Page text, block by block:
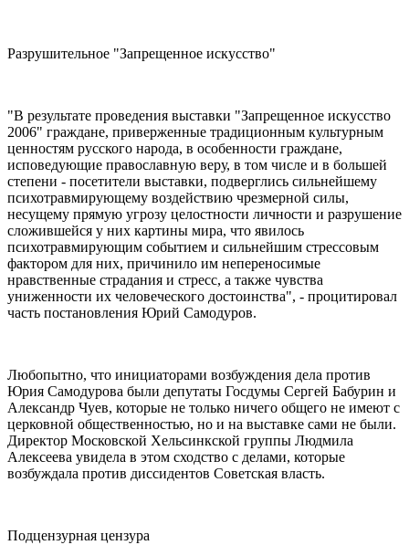
Разрушительное "Запрещенное искусство"
"В результате проведения выставки "Запрещенное искусство
2006" граждане, приверженные традиционным культурным
ценностям русского народа, в особенности граждане,
исповедующие православную веру, в том числе и в большей
степени - посетители выставки, подверглись сильнейшему
психотравмирующему воздействию чрезмерной силы,
несущему прямую угрозу целостности личности и разрушение
сложившейся у них картины мира, что явилось
психотравмирующим событием и сильнейшим стрессовым
фактором для них, причинило им непереносимые
нравственные страдания и стресс, а также чувства
униженности их человеческого достоинства", - процитировал
часть постановления Юрий Самодуров.
Любопытно, что инициаторами возбуждения дела против
Юрия Самодурова были депутаты Госдумы Сергей Бабурин и
Александр Чуев, которые не только ничего общего не имеют с
церковной общественностью, но и на выставке сами не были.
Директор Московской Хельсинкской группы Людмила
Алексеева увидела в этом сходство с делами, которые
возбуждала против диссидентов Советская власть.
Подцензурная цензура